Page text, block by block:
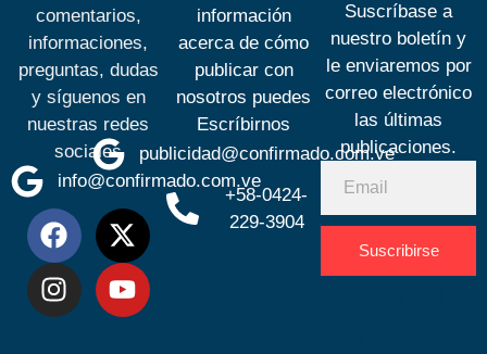
comentarios,
informaciones,
preguntas, dudas
y síguenos en
nuestras redes
sociales
info@confirmado.com.ve
información
acerca de cómo
publicar con
nosotros puedes
Escríbirnos
publicidad@confirmado.com.ve
+58-0424-
229-3904
Suscríbase a
nuestro boletín y
le enviaremos por
correo electrónico
las últimas
publicaciones.
Suscribirse